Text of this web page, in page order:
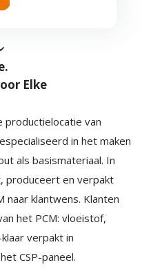
Elke
productielocatie van
in het maken
als basismateriaal. In
produceert en verpakt
naar klantwens. Klanten
het PCM: vloeistof,
verpakt in
CSP-paneel.
UP